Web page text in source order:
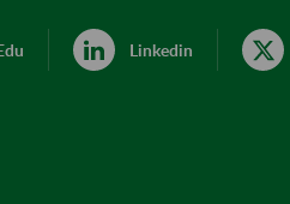
Linkedin